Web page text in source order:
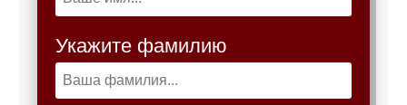
Укажите фамилию